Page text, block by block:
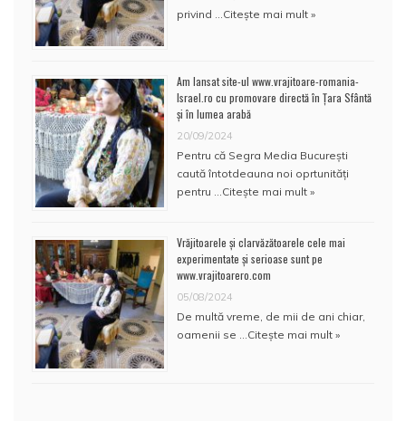
privind …Citește mai mult »
Am lansat site-ul www.vrajitoare-romania-
Israel.ro cu promovare directă în Țara Sfântă
și în lumea arabă
20/09/2024
Pentru că Segra Media București
caută întotdeauna noi oprtunități
pentru …Citește mai mult »
Vrăjitoarele și clarvăzătoarele cele mai
experimentate și serioase sunt pe
www.vrajitoarero.com
05/08/2024
De multă vreme, de mii de ani chiar,
oamenii se …Citește mai mult »